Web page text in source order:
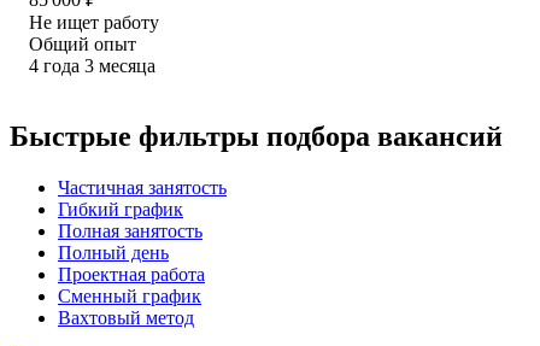
Не ищет работу
Общий опыт
4 года 3 месяца
Быстрые фильтры подбора вакансий
Частичная занятость
Гибкий график
Полная занятость
Полный день
Проектная работа
Сменный график
Вахтовый метод